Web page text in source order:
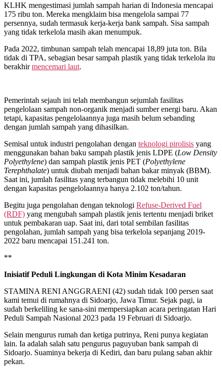
KLHK mengestimasi jumlah sampah harian di Indonesia mencapai
175 ribu ton. Mereka mengklaim bisa mengelola sampai 77
persennya, sudah termasuk kerja-kerja bank sampah. Sisa sampah
yang tidak terkelola masih akan menumpuk.
Pada 2022, timbunan sampah telah mencapai 18,89 juta ton. Bila
tidak di TPA, sebagian besar sampah plastik yang tidak terkelola itu
berakhirmencemari laut.
Pemerintah sejauh ini telah membangun sejumlah fasilitas
pengelolaan sampah non-organik menjadi sumber energi baru. Akan
tetapi, kapasitas pengelolaannya juga masih belum sebanding
dengan jumlah sampah yang dihasilkan.
Semisal untuk industri pengolahan dengan teknologi pirolisis yang
menggunakan bahan baku sampah plastik jenis LDPE (Low Density
Polyethylene) dan sampah plastik jenis PET (Polyethylene
Terephthalate) untuk diubah menjadi bahan bakar minyak (BBM).
Saat ini, jumlah fasilitas yang terbangun tidak melebihi 10 unit
dengan kapasitas pengelolaannya hanya 2.102 ton/tahun.
Begitu juga pengolahan dengan teknologi Refuse-Derived Fuel
(RDF) yang mengubah sampah plastik jenis tertentu menjadi briket
untuk pembakaran uap. Saat ini, dari total sembilan fasilitas
pengolahan, jumlah sampah yang bisa terkelola sepanjang 2019-
2022 baru mencapai 151.241 ton.
**
Inisiatif Peduli Lingkungan di Kota Minim Kesadaran
STAMINA RENI ANGGRAENI (42) sudah tidak 100 persen saat
kami temui di rumahnya di Sidoarjo, Jawa Timur. Sejak pagi, ia
sudah berkeliling ke sana-sini mempersiapkan acara peringatan Hari
Peduli Sampah Nasional 2023 pada 19 Februari di Sidoarjo.
Selain mengurus rumah dan ketiga putrinya, Reni punya kegiatan
lain. Ia adalah salah satu pengurus paguyuban bank sampah di
Sidoarjo. Suaminya bekerja di Kediri, dan baru pulang saban akhir
pekan.